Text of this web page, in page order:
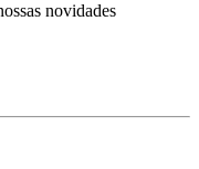
novidades